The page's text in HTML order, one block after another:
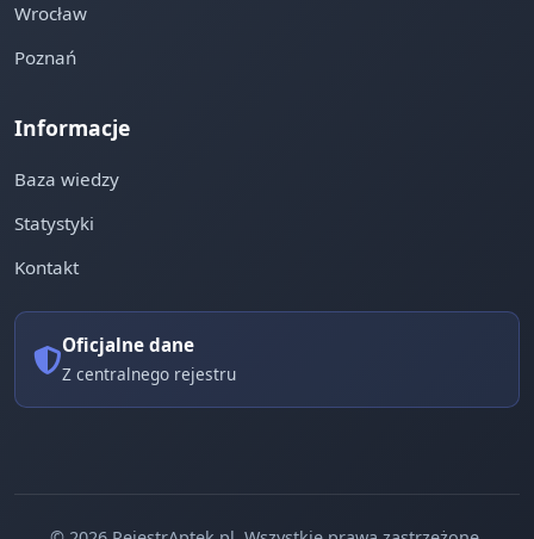
Wrocław
Poznań
Informacje
Baza wiedzy
Statystyki
Kontakt
Oficjalne dane
Z centralnego rejestru